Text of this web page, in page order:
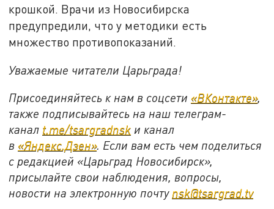
крошкой. Врачи из Новосибирска
предупредили, что у методики есть
множество противопоказаний.
Уважаемые читатели Царьграда!
Присоединяйтесь к нам в соцсети «ВКонтакте»,
также подписывайтесь на наш телеграм-
канал t.me/tsargradnsk и канал
в «Яндекс.Дзен». Если вам есть чем поделиться
с редакцией «Царьград Новосибирск»,
присылайте свои наблюдения, вопросы,
новости на электронную почту nsk@tsargrad.tv